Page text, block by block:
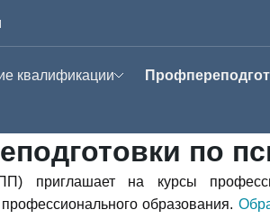
квалификации
психотерапия
личностных
по
приглашает на курсы
образования.